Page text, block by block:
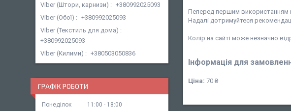
Пеперед першим використанням
Надалі дотримуйтеся
Колір на сайті може незначно
Інформація для
Ціна: 70 ₴
Viber (Штори, карнизи)
+380992025093
Viber (Обої)
+380992025093
Viber (Текстиль для дома)
+380992025093
Viber (Килими)
+380503050836
ГРАФІК РОБОТИ
Понеділок 11:00
18:00